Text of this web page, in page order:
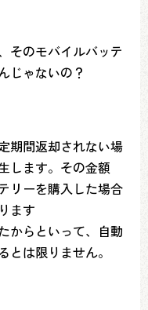
そのモバイルバッテ
じゃないの？
期間返却されない場
します。その金額
リーを購入した場合
ます
からといって、自動
とは限りません。